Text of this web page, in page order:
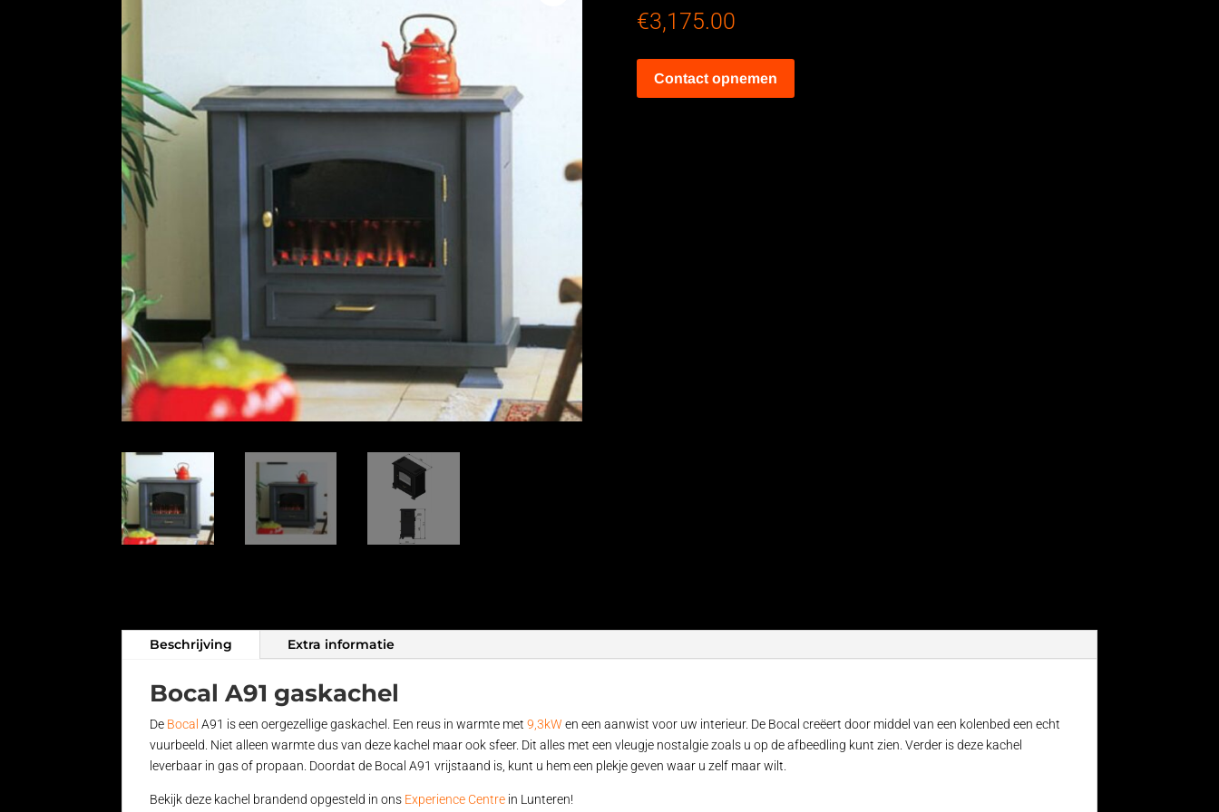
€3,175.00
Contact opnemen
Beschrijving Extra informatie
Bocal A91 gaskachel
De Bocal A91 is een oergezellige gaskachel. Een reus in warmte met9,3kW en een aanwist voor uw interieur. De Bocal creëert door middel van een kolenbed een echt
vuurbeeld. Niet alleen warmte dus van deze kachel maar ook sfeer. Dit alles met een vleugje nostalgie zoals u op de afbeedling kunt zien. Verder is deze kachel
leverbaar in gas of propaan. Doordat de Bocal A91 vrijstaand is, kunt u hem een plekje geven waar u zelf maar wilt.
Bekijk deze kachel brandend opgesteld in ons Experience Centre in Lunteren!